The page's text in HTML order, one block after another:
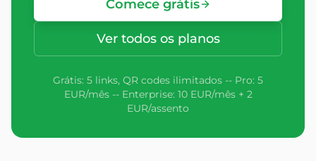
Comece grátis
Ver todos os planos
Grátis: 5 links, QR codes ilimitados -- Pro: 5
EUR/mês -- Enterprise: 10 EUR/mês + 2
EUR/assento